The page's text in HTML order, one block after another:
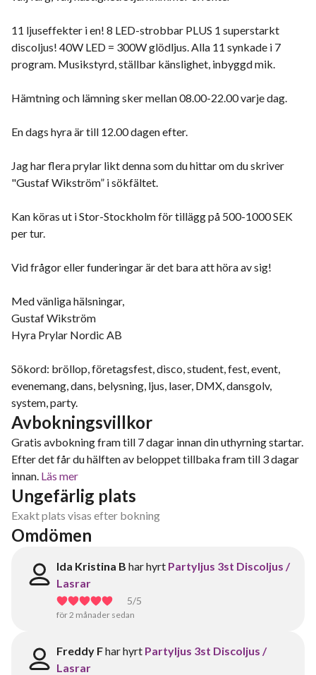
11 ljuseffekter i en! 8 LED-strobbar PLUS 1 superstarkt
discoljus! 40W LED = 300W glödljus. Alla 11 synkade i 7
program. Musikstyrd, ställbar känslighet, inbyggd mik.
Hämtning och lämning sker mellan 08.00-22.00 varje dag.
En dags hyra är till 12.00 dagen efter.
Jag har flera prylar likt denna som du hittar om du skriver
"Gustaf Wikström” i sökfältet.
Kan köras ut i Stor-Stockholm för tillägg på 500-1000 SEK
per tur.
Vid frågor eller funderingar är det bara att höra av sig!
Med vänliga hälsningar,
Gustaf Wikström
Hyra Prylar Nordic AB
Sökord: bröllop, företagsfest, disco, student, fest, event,
evenemang, dans, belysning, ljus, laser, DMX, dansgolv,
system, party.
Avbokningsvillkor
Gratis avbokning fram till 7 dagar innan din uthyrning startar.
Efter det får du hälften av beloppet tillbaka fram till 3 dagar
innan. Läs mer
Ungefärlig plats
Exakt plats visas efter bokning
Omdömen
Ida Kristina B har hyrt Partyljus 3st Discoljus /
Lasrar
5/5
för 2 månader sedan
Freddy Fhar hyrt Partyljus 3st Discoljus /
Lasrar